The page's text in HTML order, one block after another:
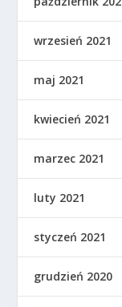
wrzesień 2021
maj 2021
kwiecień 2021
marzec 2021
luty 2021
styczeń 2021
grudzień 2020